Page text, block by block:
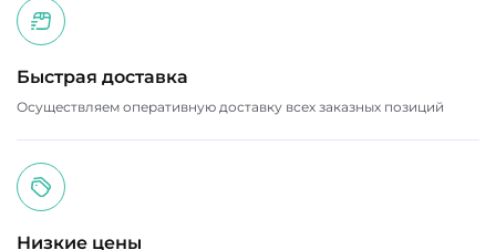
Быстрая доставка
Осуществляем оперативную доставку всех заказных позиций
Низкие цены